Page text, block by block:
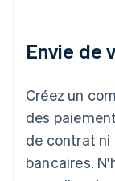
Envie de
Créez un
des
de contrat ni
bancaires.
日本語 English
English
Deutsch
Lituanie
English